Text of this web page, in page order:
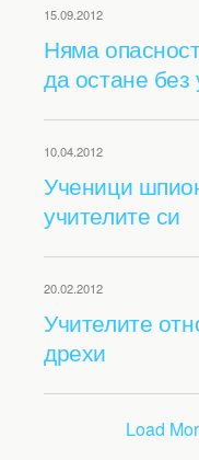
15.09.2012
Няма
да остане без
10.04.2012
Ученици
учителите си
20.02.2012
Учителите
дрехи
Load